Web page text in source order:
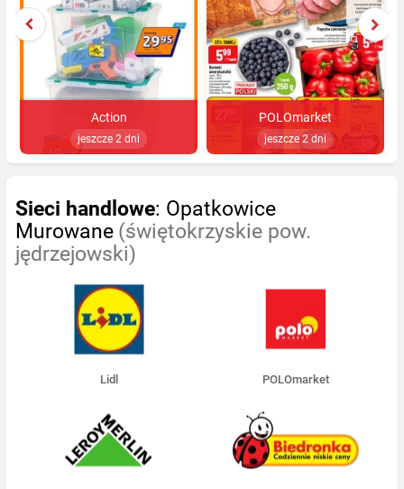
Action
jeszcze 2 dni
POLOmarket
jeszcze 2 dni
Sieci handlowe: Opatkowice
Murowane (świętokrzyskie pow.
jędrzejowski)
Lidl POLOmarket